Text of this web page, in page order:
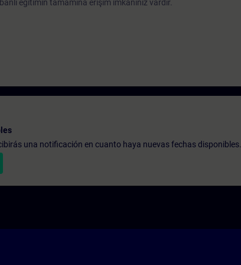
eğitimin tamamına erişim imkanınız vardır.
una notificación en cuanto haya nuevas fechas disponibles.